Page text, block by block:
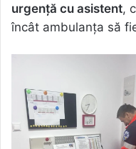
urgență cu asistent,
încât ambulanța să